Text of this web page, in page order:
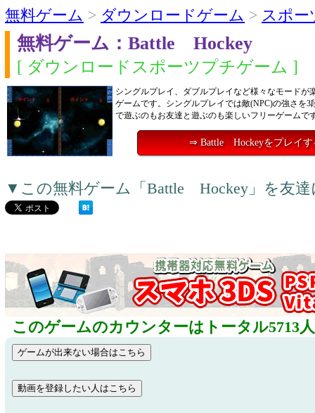
無料ゲーム > ダウンロードゲーム > スポー
無料ゲーム：Battle Hockey
[ ダウンロードスポーツプチゲーム ]
シングルプレイ、ダブルプレイなど様々なモードが
ゲームです。シングルプレイでは敵(NPC)の強さを3
で遊ぶのもお友達と遊ぶのも楽しいフリーゲームで
⇒ Battle Hockeyをプレイす
▼この無料ゲーム「Battle Hockey」を友
このゲームのカウンターはトータル5713